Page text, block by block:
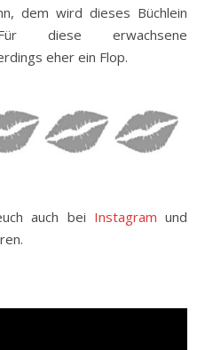
dem wird dieses Büchlein
diese erwachsene
eher ein Flop.
auch bei Instagram und